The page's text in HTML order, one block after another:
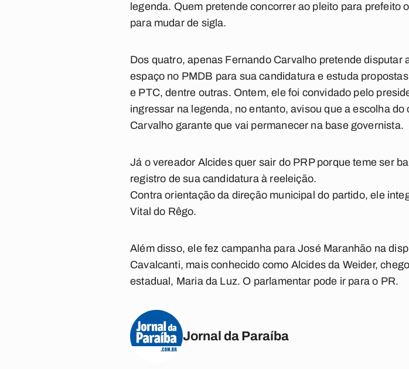
legenda. Quem pretende concorrer ao pleito para prefeito
para mudar de sigla.
Dos quatro, apenas Fernando Carvalho pretende
espaço no PMDB para sua candidatura e estuda
e PTC, dentre outras. Ontem, ele foi convidado pelo
ingressar na legenda, no entanto, avisou que a escolha
Carvalho garante que vai permanecer na base governista.
Já o vereador Alcides quer sair do PRP porque teme ser
registro de sua candidatura à reeleição.
Contra orientação da direção municipal do partido, ele
Vital do Rêgo.
Além disso, ele fez campanha para José Maranhão na
Cavalcanti, mais conhecido como Alcides da Weider,
estadual, Maria da Luz. O parlamentar pode ir para o PR.
Jornal da Paraíba